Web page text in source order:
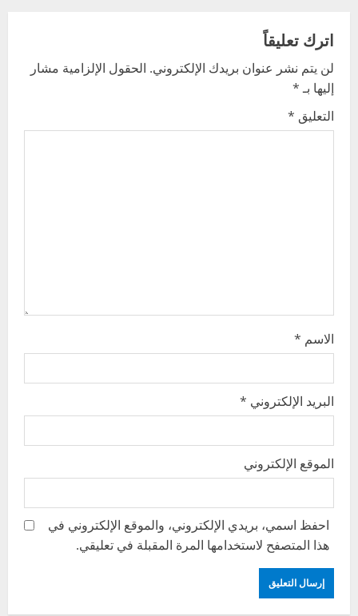
v
i
g
اترك تعليقاً
لن يتم نشر عنوان بريدك الإلكتروني. الحقول الإلزامية مشار
إليها بـ*
التعليق *
الاسم *
البريد الإلكتروني *
الموقع الإلكتروني
احفظ اسمي، بريدي الإلكتروني، والموقع الإلكتروني في
هذا المتصفح لاستخدامها المرة المقبلة في تعليقي.